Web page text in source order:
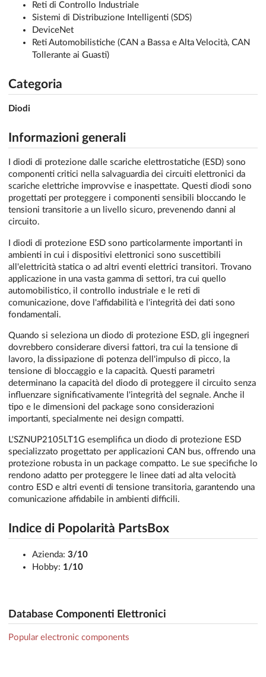
Reti di Controllo Industriale
Sistemi di Distribuzione Intelligenti (SDS)
DeviceNet
Reti Automobilistiche (CAN a Bassa e Alta Velocità, CAN
Tollerante ai Guasti)
Categoria
Diodi
Informazioni generali
I diodi di protezione dalle scariche elettrostatiche (ESD) sono
componenti critici nella salvaguardia dei circuiti elettronici da
scariche elettriche improvvise e inaspettate. Questi diodi sono
progettati per proteggere i componenti sensibili bloccando le
tensioni transitorie a un livello sicuro, prevenendo danni al
circuito.
I diodi di protezione ESD sono particolarmente importanti in
ambienti in cui i dispositivi elettronici sono suscettibili
all'elettricità statica o ad altri eventi elettrici transitori. Trovano
applicazione in una vasta gamma di settori, tra cui quello
automobilistico, il controllo industriale e le reti di
comunicazione, dove l'affidabilità e l'integrità dei dati sono
fondamentali.
Quando si seleziona un diodo di protezione ESD, gli ingegneri
dovrebbero considerare diversi fattori, tra cui la tensione di
lavoro, la dissipazione di potenza dell'impulso di picco, la
tensione di bloccaggio e la capacità. Questi parametri
determinano la capacità del diodo di proteggere il circuito senza
influenzare significativamente l'integrità del segnale. Anche il
tipo e le dimensioni del package sono considerazioni
importanti, specialmente nei design compatti.
L'SZNUP2105LT1G esemplifica un diodo di protezione ESD
specializzato progettato per applicazioni CAN bus, offrendo una
protezione robusta in un package compatto. Le sue specifiche lo
rendono adatto per proteggere le linee dati ad alta velocità
contro ESD e altri eventi di tensione transitoria, garantendo una
comunicazione affidabile in ambienti difficili.
Indice di Popolarità PartsBox
Azienda: 3/10
Hobby: 1/10
Database Componenti Elettronici
Popular electronic components